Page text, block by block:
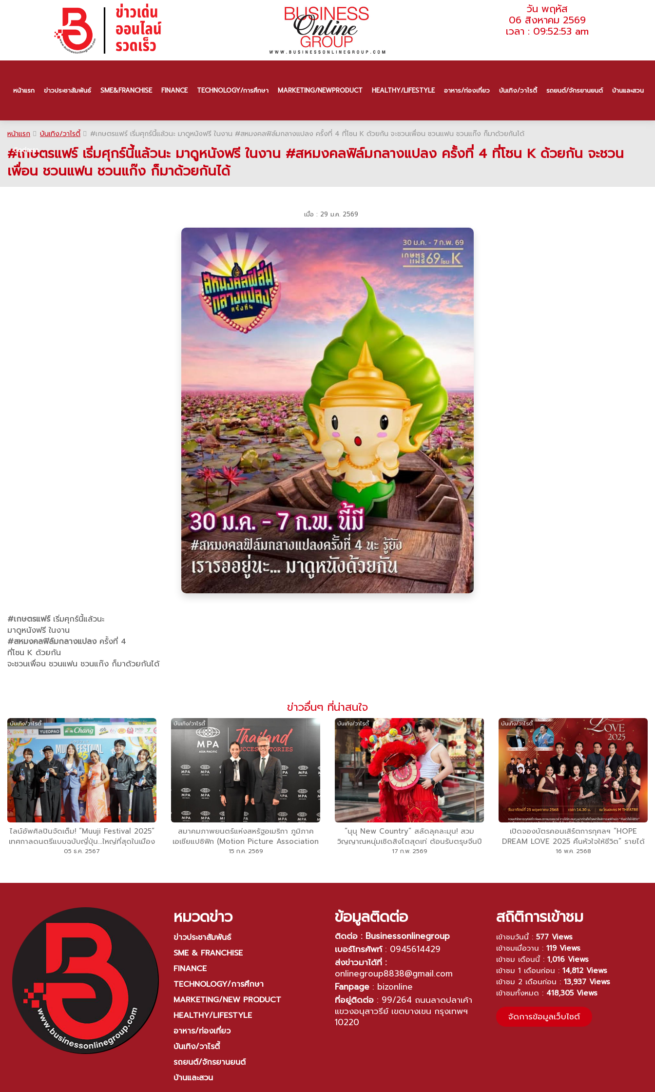
วัน พฤหัส
06 สิงหาคม 2569
เวลา : 09:52:53 am
หน้าแรก ข่าวประชาสัมพันธ์ SME & FRANCHISE FINANCE TECHNOLOGY/การศึกษา MARKETING/NEW PRODUCT HEALTHY/LIFESTYLE อาหาร/ท่องเที่ยว บันเทิง/วาไรตี้ รถยนต์/จักรยานยนต์ บ้านและสวน
ติดต่อเรา
หน้าแรก บันเทิง/วาไรตี้ #เกษตรแฟร์ เริ่มศุกร์นี้แล้วนะ มาดูหนังฟรี ในงาน #สหมงคลฟิล์มกลางแปลง ครั้งที่ 4 ที่โซน K ด้วยกัน จะชวนเพื่อน ชวนแฟน ชวนแก๊ง ก็มาด้วยกันได้
#เกษตรแฟร์ เริ่มศุกร์นี้แล้วนะ มาดูหนังฟรี ในงาน #สหมงคลฟิล์มกลางแปลง ครั้งที่ 4 ที่โซน K ด้วยกัน จะชวน
เพื่อน ชวนแฟน ชวนแก๊ง ก็มาด้วยกันได้
เมื่อ : 29 ม.ค. 2569
#เกษตรแฟร์เริ่มศุกร์นี้แล้วนะ
มาดูหนังฟรี ในงาน
#สหมงคลฟิล์มกลางแปลงครั้งที่ 4
ที่โซน K ด้วยกัน
จะชวนเพื่อน ชวนแฟน ชวนแก๊ง ก็มาด้วยกันได้
ข่าวอื่นๆ ที่น่าสนใจ
บันเทิง/วาไรตี้
ไลน์อัพศิลปินจัดเต็ม! “Muuji Festival 2025”
เทศกาลดนตรีแบบฉบับญี่ปุ่น...ใหญ่ที่สุดในเมือง
ไทย 18 มกราคม 2025 ทองสมบูรณ์คลับ เขา
05 ธ.ค. 2567
บันเทิง/วาไรตี้
สมาคมภาพยนตร์แห่งสหรัฐอเมริกา ภูมิภาค
เอเชียแปซิฟิก (Motion Picture Association
– Asia Pacific หรือ MPA) ร่วมกับ พันธมิตร
Entertainment หรือ ACE)
15 ก.ค. 2569
บันเทิง/วาไรตี้
”นุนุ New Country” สลัดลุคละมุน! สวม
วิญญาณหนุ่มเชิดสิงโตสุดเท่ ต้อนรับตรุษจีนปี
ม้า เสริมพลังความเฮงแบบคูณสอง
17 ก.พ. 2569
บันเทิง/วาไรตี้
เปิดจองบัตรคอนเสิร์ตการกุศลฯ “HOPE
DREAM LOVE 2025 คืนหัวใจให้ชีวิต” รายได้
สมทบทุนผ่าตัดช่วยเหลือเด็กโรคหัวใจพิการแต่
16 พ.ค. 2568
หมวดข่าว
ข่าวประชาสัมพันธ์
SME & FRANCHISE
FINANCE
TECHNOLOGY/การศึกษา
MARKETING/NEW PRODUCT
HEALTHY/LIFESTYLE
อาหาร/ท่องเที่ยว
บันเทิง/วาไรตี้
รถยนต์/จักรยานยนต์
บ้านและสวน
ข้อมูลติดต่อ
ติดต่อ : Businessonlinegroup
เบอร์โทรศัพท์: 0945614429
ส่งข่าวมาได้ที่ :
onlinegroup8838@gmail.com
Fanpage : bizonline
ที่อยู่ติดต่อ : 99/264 ถนนลาดปลาเค้า
แขวงอนุสาวรีย์ เขตบางเขน กรุงเทพฯ
10220
สถิติการเข้าชม
เข้าชมวันนี้ : 577 Views
เข้าชมเมื่อวาน : 119 Views
เข้าชม เดือนนี้ : 1,016 Views
เข้าชม 1 เดือนก่อน : 14,812 Views
เข้าชม 2 เดือนก่อน : 13,937 Views
เข้าชมทั้งหมด : 418,305 Views
จัดการข้อมูลเว็บไซต์